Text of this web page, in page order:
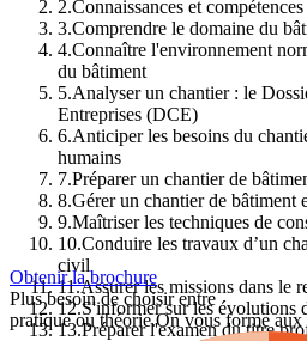
2.Connaissances et
3.Comprendre le domaine du
4.Connaître l'environnement
du bâtiment
5.Analyser un chantier : le
Entreprises (DCE)
6.Anticiper les besoins du
humains
7.Préparer un chantier de
8.Gérer un chantier de bâtiment
9.Maîtriser les techniques de
10.Conduire les travaux d’un
civil
11.Assurer les missions dans le
12.S'informer sur les évolutions
13.Préparer l'examen du titre
Obtenir la brochure
Plus besoin de choisir entre
pratique ou théorie.On vous forme aux